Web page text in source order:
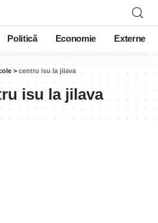
Politică Economie Externe
> centru isu la jilava
isu la jilava